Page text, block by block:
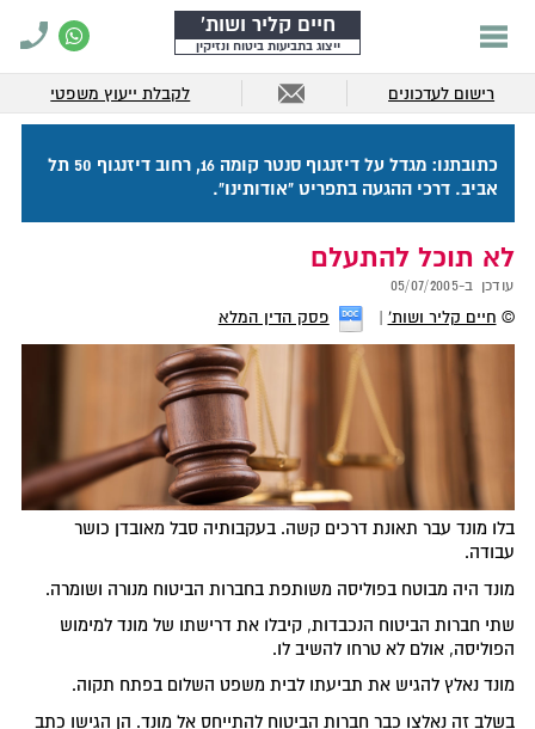
חיים קליר ושות'
ייצוג בתביעות ביטוח ונזיקין
רישום לעדכונים לקבלת ייעוץ משפטי
כתובתנו: מגדל על דיזנגוף סנטר קומה 16, רחוב דיזנגוף 50 תל
אביב. דרכי ההגעה בתפריט "אודותינו".
לא תוכל להתעלם
עודכן ב-05/07/2005
© חיים קליר ושות' פסק הדין המלא
בלו מונד עבר תאונת דרכים קשה. בעקבותיה סבל מאובדן כושר
עבודה.
מונד היה מבוטח בפוליסה משותפת בחברות הביטוח מנורה ושומרה.
שתי חברות הביטוח הנכבדות, קיבלו את דרישתו של מונד למימוש
הפוליסה, אולם לא טרחו להשיב לו.
מונד נאלץ להגיש את תביעתו לבית משפט השלום בפתח תקוה.
בשלב זה נאלצו כבר חברות הביטוח להתייחס אל מונד. הן הגישו כתב